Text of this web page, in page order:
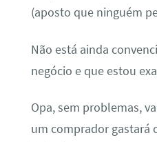
(aposto que ninguém
Não está ainda
negócio e que estou
Opa, sem problemas,
um comprador gastará